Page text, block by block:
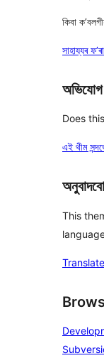
কিবা
সাহায্যৰ
অভিযোগ
Does
এই থীম
This